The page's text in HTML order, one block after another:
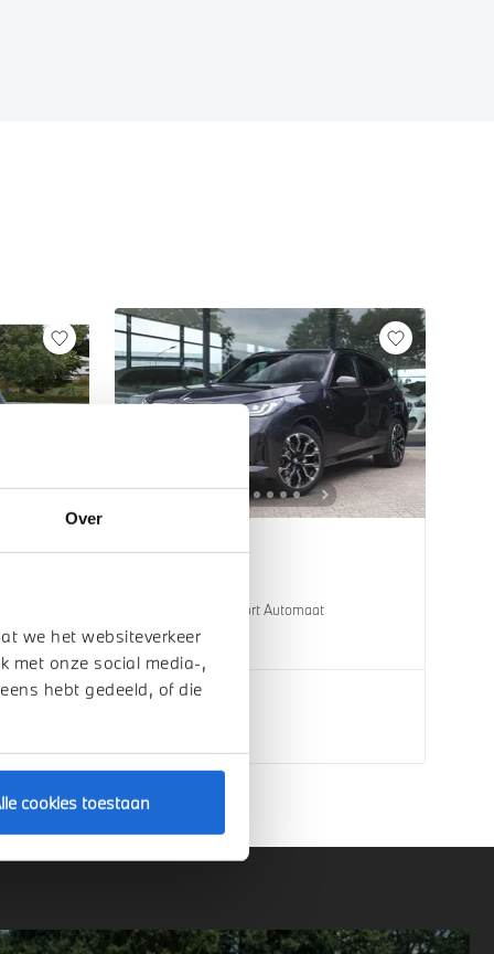
Over
we het websiteverkeer
met onze social media-,
hebt gedeeld, of die
cookies toestaan
Helmond
30e xDrive M Sport Automaat
1 km2026
€ 76.809